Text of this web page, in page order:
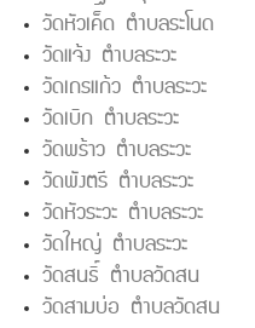
วัดหัวเค็ด ตำบลระโนด
วัดแจ้ง ตำบลระวะ
วัดเถรแก้ว ตำบลระวะ
วัดเบิก ตำบลระวะ
วัดพร้าว ตำบลระวะ
วัดพังตรี ตำบลระวะ
วัดหัวระวะ ตำบลระวะ
วัดใหญ่ ตำบลระวะ
วัดสนธิ์ ตำบลวัดสน
วัดสามบ่อ ตำบลวัดสน